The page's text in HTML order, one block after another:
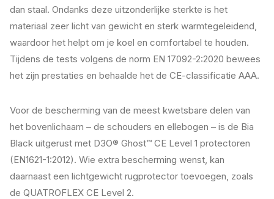
dan staal. Ondanks deze uitzonderlijke sterkte is het
materiaal zeer licht van gewicht en sterk warmtegeleidend,
waardoor het helpt om je koel en comfortabel te houden.
Tijdens de tests volgens de norm EN 17092-2:2020 bewees
het zijn prestaties en behaalde het de CE-classificatie AAA.
Voor de bescherming van de meest kwetsbare delen van
het bovenlichaam – de schouders en ellebogen – is de Bia
Black uitgerust met D3O® Ghost™ CE Level 1 protectoren
(EN1621-1:2012). Wie extra bescherming wenst, kan
daarnaast een lichtgewicht rugprotector toevoegen, zoals
de QUATROFLEX CE Level 2.